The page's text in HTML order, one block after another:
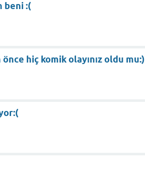
beni :(
hiç komik olayınız oldu mu:)